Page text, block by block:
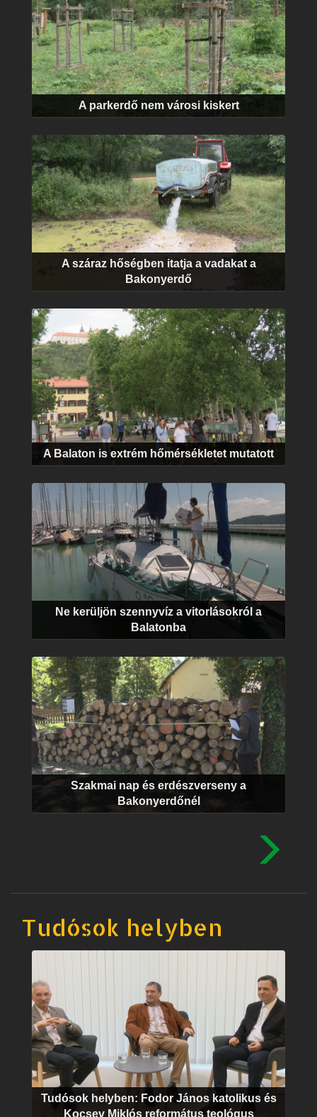
A parkerdő nem városi kiskert
A száraz hőségben itatja a vadakat a
Bakonyerdő
A Balaton is extrém hőmérsékletet mutatott
Ne kerüljön szennyvíz a vitorlásokról a
Balatonba
Szakmai nap és erdészverseny a
Bakonyerdőnél
Tudósok helyben
Tudósok helyben: Fodor János katolikus és
Kocsev Miklós református teológus